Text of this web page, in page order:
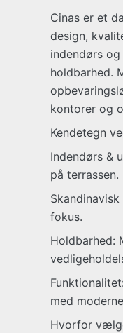
Cinas er et
design,
indendørs
holdbarhed.
kontorer og
Kendetegn
Indendørs &
på terrassen.
fokus.
Holdbarhed:
med
Hvorfor